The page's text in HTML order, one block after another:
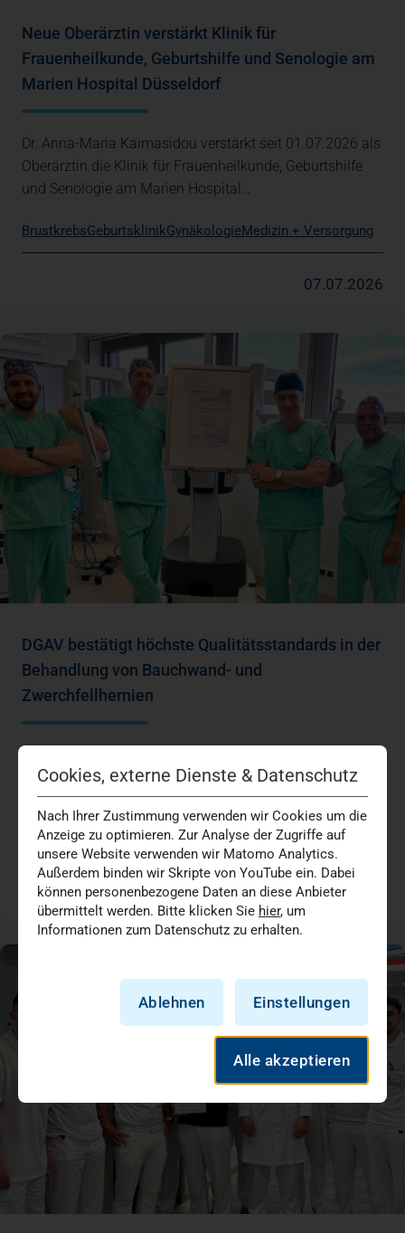
Neue Oberärztin verstärkt Klinik für
Frauenheilkunde, Geburtshilfe und Senologie am
Marien Hospital Düsseldorf
Dr. Anna-Maria Kaimasidou verstärkt seit 01.07.2026 als
Oberärztin die Klinik für Frauenheilkunde, Geburtshilfe
und Senologie am Marien Hospital…
BrustkrebsGeburtsklinikGynäkologieMedizin + Versorgung
07.07.2026
DGAV bestätigt höchste Qualitätsstandards in der
Behandlung von Bauchwand- und
Zwerchfellhernien
erneut als Referenzzentrum der Deutschen Gesellschaft
für Allgemein- und Viszeralchirurgie (DGAV)…
ChirurgieMedizin + Versorgung
05.07.2026
Cookies, externe Dienste & Datenschutz
Nach Ihrer Zustimmung verwenden wir Cookies um die
Anzeige zu optimieren. Zur Analyse der Zugriffe auf
unsere Website verwenden wir Matomo Analytics.
Außerdem binden wir Skripte von YouTube ein. Dabei
können personenbezogene Daten an diese Anbieter
übermittelt werden. Bitte klicken Sie hier, um
Informationen zum Datenschutz zu erhalten.
Ablehnen Einstellungen
Alle akzeptieren